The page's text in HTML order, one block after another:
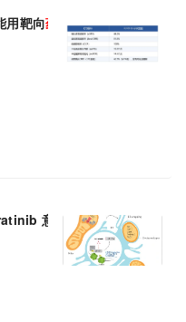
用靶向药 吗？靶向药安全性怎
意外揭示细胞器“对话”